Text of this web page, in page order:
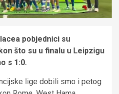
pobjednici su
što su u finalu u Leipzigu
s 1:0.
lige dobili smo i petog